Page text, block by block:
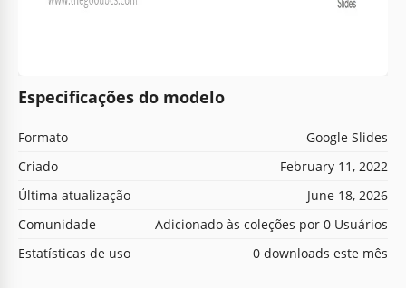
Especificações do modelo
Formato
Google Slides
Criado
February 11, 2022
Última atualização
June 18, 2026
Comunidade
Adicionado às coleções por 0 Usuários
Estatísticas de uso
0 downloads este mês